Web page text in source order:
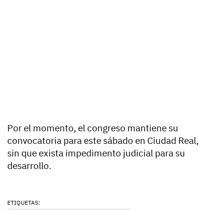
Por el momento, el congreso mantiene su
convocatoria para este sábado en Ciudad Real,
sin que exista impedimento judicial para su
desarrollo.
ETIQUETAS: